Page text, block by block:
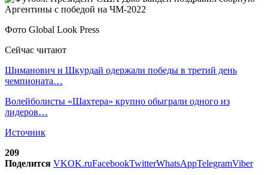
Фото Global Look Press
Сейчас читают
Шиманович и Шкурдай одержали победы в третий день
чемпионата…
Волейболисты «Шахтера» крупно обыграли одного из
лидеров…
Источник
209
Поделится VKOK.ruFacebookTwitterWhatsAppTelegramViber